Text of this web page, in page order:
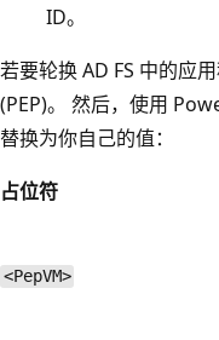
ID。
若要轮换 AD FS 中的应
(PEP)。 然后，使用
替换为你自己的值：
占位符
<PepVM>